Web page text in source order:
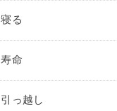
寝る
寿命
引っ越し